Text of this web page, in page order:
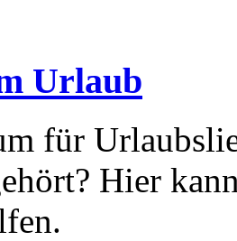
Urlaub
für
Hier